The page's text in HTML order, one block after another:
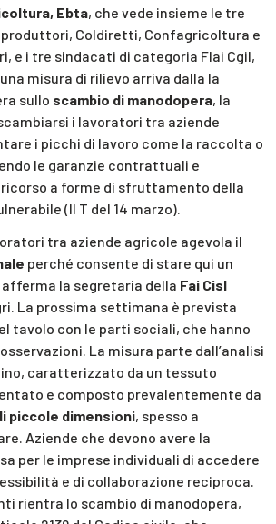
Ebta, che vede insieme le tre
Coldiretti, Confagricoltura e
e i tre sindacati di categoria Flai Cgil,
una misura di rilievo arriva dalla la
sullo scambio di manodopera, la
i lavoratori tra aziende
i picchi di lavoro come la raccolta o
le garanzie contrattuali e
a forme di sfruttamento della
(Il T del 14 marzo).
tra aziende agricole agevola il
perché consente di stare qui un
afferma la segretaria della Fai Cisl
La prossima settimana è prevista
tavolo con le parti sociali, che hanno
La misura parte dall’analisi
caratterizzato da un tessuto
e composto prevalentemente da
piccole dimensioni, spesso a
Aziende che devono avere la
per le imprese individuali di accedere
e di collaborazione reciproca.
rientra lo scambio di manodopera,